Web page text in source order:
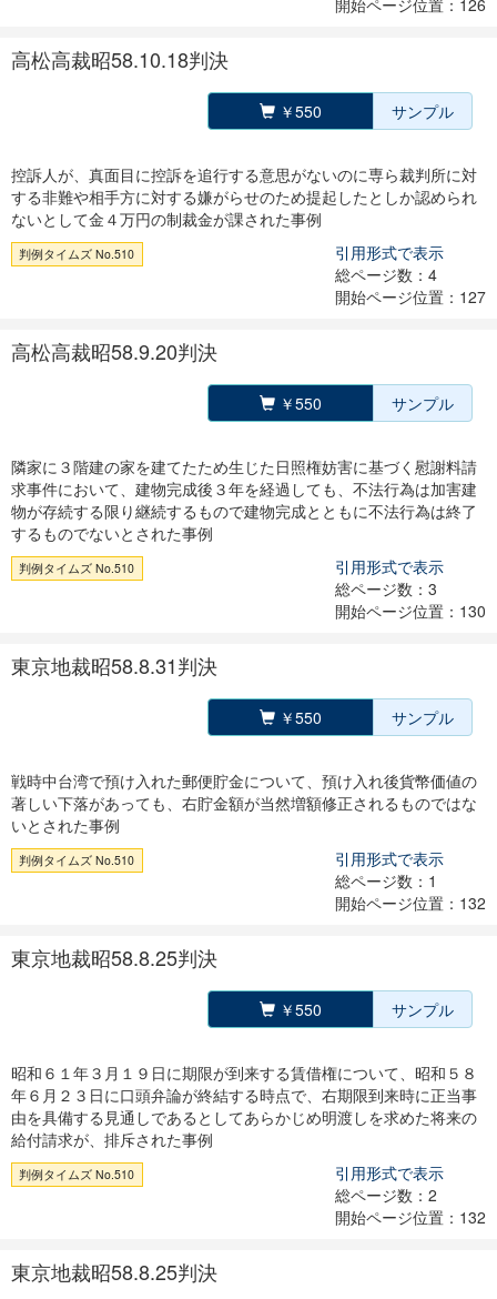
開始ページ位置：126
高松高裁昭58.10.18判決
￥550 サンプル
控訴人が、真面目に控訴を追行する意思がないのに専ら裁判所に対
する非難や相手方に対する嫌がらせのため提起したとしか認められ
ないとして金４万円の制裁金が課された事例
判例タイムズ No.510
引用形式で表示
総ページ数：4
開始ページ位置：127
高松高裁昭58.9.20判決
￥550 サンプル
隣家に３階建の家を建てたため生じた日照権妨害に基づく慰謝料請
求事件において、建物完成後３年を経過しても、不法行為は加害建
物が存続する限り継続するもので建物完成とともに不法行為は終了
するものでないとされた事例
判例タイムズ No.510
引用形式で表示
総ページ数：3
開始ページ位置：130
東京地裁昭58.8.31判決
￥550 サンプル
戦時中台湾で預け入れた郵便貯金について、預け入れ後貨幣価値の
著しい下落があっても、右貯金額が当然増額修正されるものではな
いとされた事例
判例タイムズ No.510
引用形式で表示
総ページ数：1
開始ページ位置：132
東京地裁昭58.8.25判決
￥550 サンプル
昭和６１年３月１９日に期限が到来する賃借権について、昭和５８
年６月２３日に口頭弁論が終結する時点で、右期限到来時に正当事
由を具備する見通しであるとしてあらかじめ明渡しを求めた将来の
給付請求が、排斥された事例
判例タイムズ No.510
引用形式で表示
総ページ数：2
開始ページ位置：132
東京地裁昭58.8.25判決